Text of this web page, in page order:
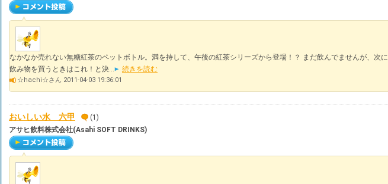
なかなか売れない無糖紅茶のペットボトル。満を持して、午後の紅茶シリーズから登場！？ まだ飲んでませんが、次に
飲み物を買うときはこれ！と決...
続きを読む
☆hachi☆さん 2011-04-03 19:36:01
おいしい水 六甲
(1)
アサヒ飲料株式会社(Asahi SOFT DRINKS)